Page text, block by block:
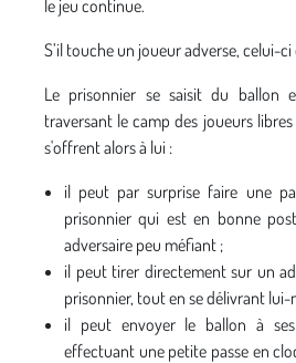
le jeu continue.
S’il touche un joueur adverse, celui-
Le prisonnier se saisit du ballon
traversant le camp des joueurs
s'offrent alors à lui :
il peut par surprise faire une
prisonnier qui est en bonne
adversaire peu méfiant ;
il peut tirer directement sur un
prisonnier, tout en se délivrant lui-
il peut envoyer le ballon à
effectuant une petite passe en